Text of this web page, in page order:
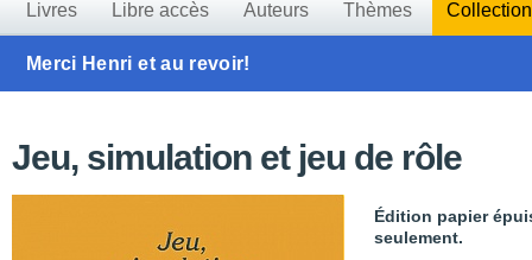
Livres Libre accès Auteurs Thèmes
Merci Henri et au revoir!
Jeu, simulation et jeu de rôle
Édition papier
seulement.